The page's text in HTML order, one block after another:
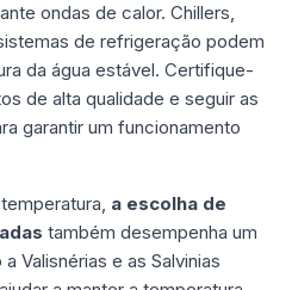
ondas de calor. Chillers,
de refrigeração podem
da água estável. Certifique-
de alta qualidade e seguir as
garantir um funcionamento
a escolha de
também desempenha um
Valisnérias e as Salvinias